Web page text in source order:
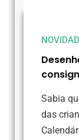
Sabia
das